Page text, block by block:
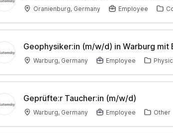
Oranienburg, Germany Employee
Geophysiker:in (m/w/d) in Warburg
Warburg, Germany Employee
Geprüfte:r Taucher:in (m/w/d)
Warburg, Germany Employee Other